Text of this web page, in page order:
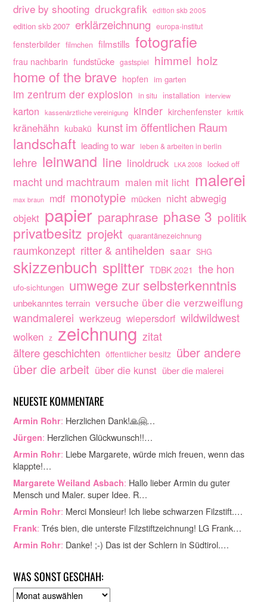
drive by shooting druckgrafik edition skb 2005
edition skb 2007 erklärzeichnung europa-institut
fensterbilder filmchen filmstills fotografie
frau nachbarin fundstücke gastspiel himmel holz
home of the brave hopfen im garten
im zentrum der explosion in situ installation interview
karton kassenärztliche vereinigung kinder kirchenfenster kritik
kränehähn kubakü kunst im öffentlichen Raum
landschaft leading to war leben & arbeiten in berlin
lehre leinwand line linoldruck LKA 2008 locked off
macht und machtraum malen mit licht malerei
max braun mdf monotypie mücken nicht abwegig
objekt papier paraphrase phase 3 politik
privatbesitz projekt quarantänezeichnung
raumkonzept ritter & antihelden saar SHG
skizzenbuch splitter TDBK 2021 the hon
ufo-sichtungen umwege zur selbsterkenntnis
unbekanntes terrain versuche über die verzweiflung
wandmalerei werkzeug wiepersdorf wildwildwest
wolken z zeichnung zitat
ältere geschichten öffentlicher besitz über andere
über die arbeit über die kunst über die malerei
NEUESTE KOMMENTARE
Armin Rohr: Herzlichen Dank!🙏🤗…
Jürgen: Herzlichen Glückwunsch!!…
Armin Rohr: Liebe Margarete, würde mich freuen, wenn das
klappte!…
Margarete Weiland Asbach: Hallo lieber Armin du guter
Mensch und Maler. super Idee. R…
Armin Rohr: Merci Monsieur! Ich liebe schwarzen Filzstift.…
Frank: Trés bien, die unterste Filzstiftzeichnung! LG Frank…
Armin Rohr: Danke! ;-) Das ist der Schlern in Südtirol.…
WAS SONST GESCHAH:
A